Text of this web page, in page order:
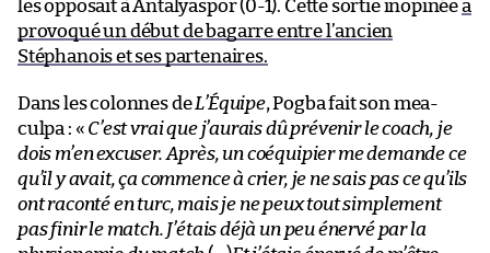
les opposait à Antalyaspor (0-1). Cette sortie inopinéea
provoqué un début de bagarre entre l’ancien
Stéphanois et ses partenaires.
Dans les colonnes deL’Équipe, Pogba fait son mea-
culpa : « C’est vrai que j’aurais dû prévenir le coach, je
dois m’en excuser. Après, un coéquipier me demande ce
qu’il y avait, ça commence à crier, je ne sais pas ce qu’ils
ont raconté en turc, mais je ne peux tout simplement
pas finir le match. J’étais déjà un peu énervé par la